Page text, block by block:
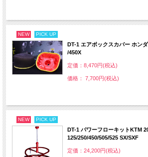
NEW PICK UP
DT-1 エアボックスカバー ホン
/450X
定価：8,470円(税込)
価格： 7,700円(税込)
NEW PICK UP
DT-1 パワーフローキットKTM
125/250/450/505/525 SX/SXF
定価：24,200円(税込)